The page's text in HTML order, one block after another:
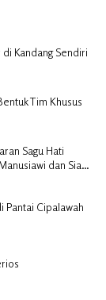
Kandang Sendiri
Tim Khusus
Sagu Hati
dan Siap
Pantai Cipalawah